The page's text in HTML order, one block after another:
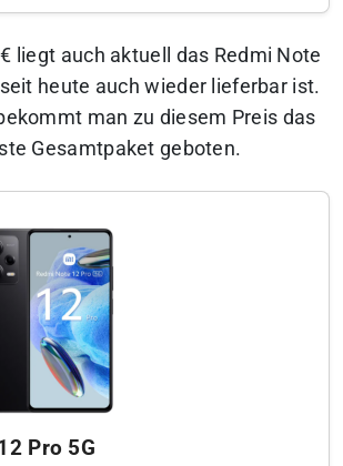
liegt auch aktuell das Redmi Note
heute auch wieder lieferbar ist.
man zu diesem Preis das
Gesamtpaket geboten.
Pro 5G